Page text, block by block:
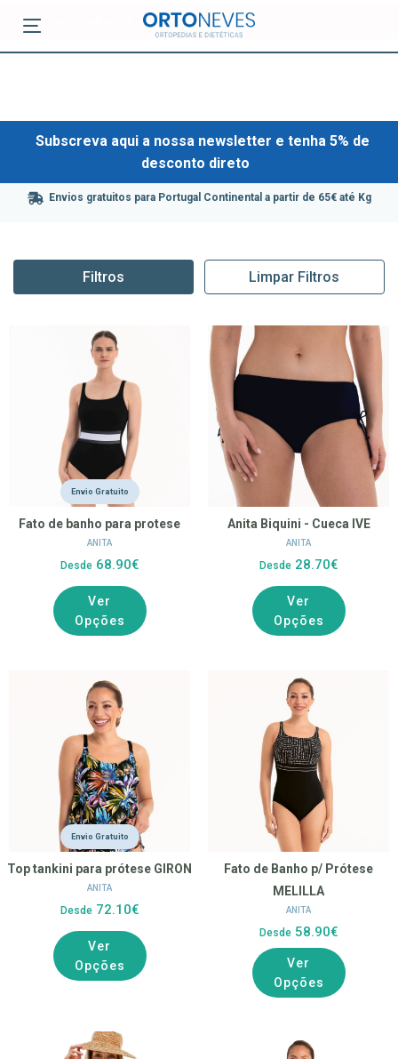
Subscreva aqui a nossa newsletter e tenha 5% de
desconto direto
Envios gratuitos para Portugal Continental a partir de 65€ até Kg
Filtros Limpar Filtros
Envio Gratuito
Fato de banho para protese
ANITA
Desde68.90€
Ver
Opções
Anita Biquini - Cueca IVE
ANITA
Desde28.70€
Ver
Opções
Envio Gratuito
Top tankini para prótese GIRON
ANITA
Desde72.10€
Ver
Opções
Fato de Banho p/ Prótese
MELILLA
ANITA
Desde58.90€
Ver
Opções